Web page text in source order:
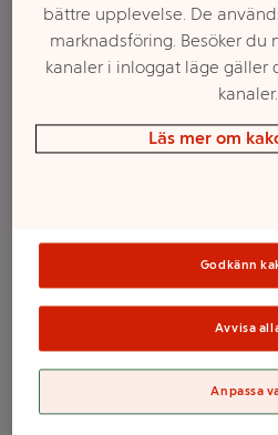
Välj butik och
bättre upplevelse. De
marknadsföring. Besöker du
kanaler i inloggat läge gäller
kanaler.
Läs mer om
Godkänn
Avvisa
Anpassa